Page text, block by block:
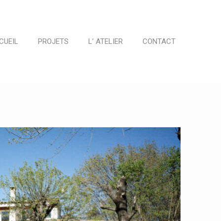
PROJETS L’ ATELIER CONTACT